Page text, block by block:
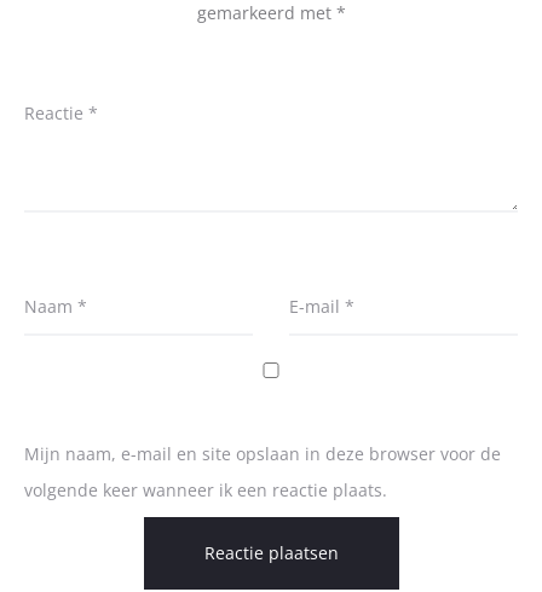
gemarkeerd met *
Reactie *
Naam * E-mail *
Mijn naam, e-mail en site opslaan in deze browser voor de
volgende keer wanneer ik een reactie plaats.